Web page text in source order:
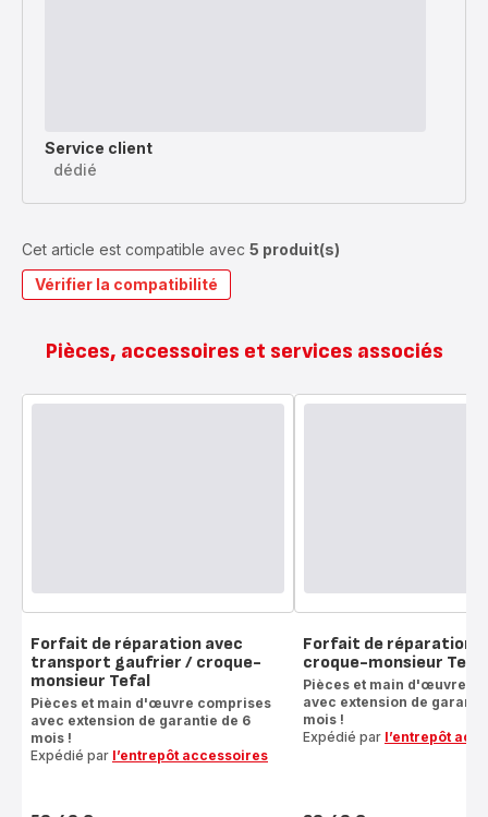
Service client
dédié
Cet article est compatible avec 5 produit(s)
Vérifier la compatibilité
Pièces, accessoires et services associés
Forfait de réparation avec
transport gaufrier / croque-
monsieur Tefal
Pièces et main d'œuvre comprises
avec extension de garantie de 6
mois !
Expédié par l’entrepôt accessoires
Forfait de réparation
croque-monsieur Tefal
Pièces et main d'œuvre
avec extension de
mois !
Expédié par l’entrepôt